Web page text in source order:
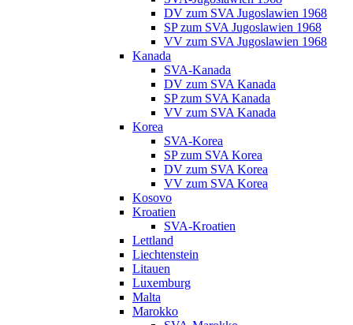
DV zum SVA Jugoslawien 1968
SP zum SVA Jugoslawien 1968
VV zum SVA Jugoslawien 1968
Kanada
SVA-Kanada
DV zum SVA Kanada
SP zum SVA Kanada
VV zum SVA Kanada
Korea
SVA-Korea
SP zum SVA Korea
DV zum SVA Korea
VV zum SVA Korea
Kosovo
Kroatien
SVA-Kroatien
Lettland
Liechtenstein
Litauen
Luxemburg
Malta
Marokko